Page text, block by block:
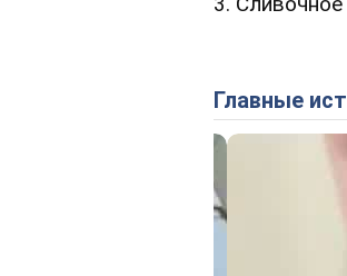
Главные